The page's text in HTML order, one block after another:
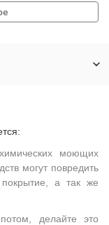
моющих
могут повредить
а так же
делайте это